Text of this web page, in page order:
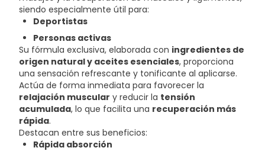
siendo especialmente útil para:
Deportistas
Personas activas
Su fórmula exclusiva, elaborada con ingredientes de
origen natural y aceites esenciales, proporciona
una sensación refrescante y tonificante al aplicarse.
Actúa de forma inmediata para favorecer la
relajación muscular y reducir la tensión
acumulada, lo que facilita una recuperación más
rápida.
Destacan entre sus beneficios:
Rápida absorción